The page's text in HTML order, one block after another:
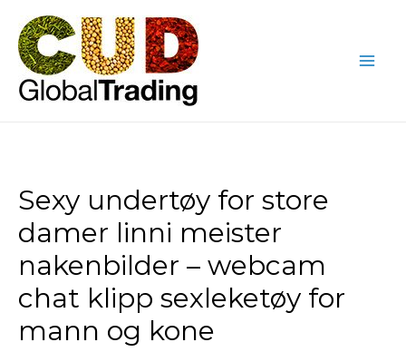
content
Sexy undertøy for store
damer linni meister
nakenbilder – webcam
chat klipp sexleketøy for
mann og kone
navigation